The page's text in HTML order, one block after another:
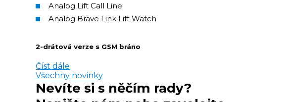
Analog Lift Call Line
Analog Brave Link Lift Watch
2-drátová verze s GSM bráno
Číst dále
Všechny novinky
Nevíte si s něčím rady?